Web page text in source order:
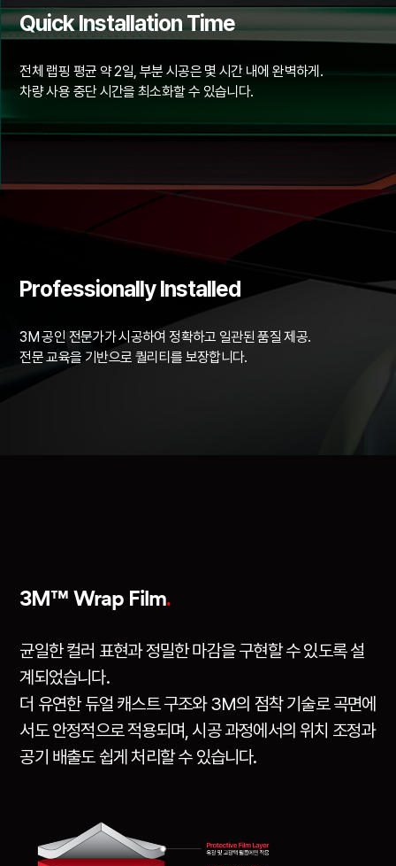
Quick Installation Time
전체 랩핑 평균 약 2일, 부분 시공은 몇 시간 내에 완벽하게.
차량 사용 중단 시간을 최소화할 수 있습니다.
Professionally Installed
3M 공인 전문가가 시공하여 정확하고 일관된 품질 제공.
전문 교육을 기반으로 퀄리티를 보장합니다.
3M™ Wrap Film.
균일한 컬러 표현과 정밀한 마감을 구현할 수 있도록 설
계되었습니다.
더 유연한 듀얼 캐스트 구조와 3M의 점착 기술로 곡면에
서도 안정적으로 적용되며, 시공 과정에서의 위치 조정과
공기 배출도 쉽게 처리할 수 있습니다.